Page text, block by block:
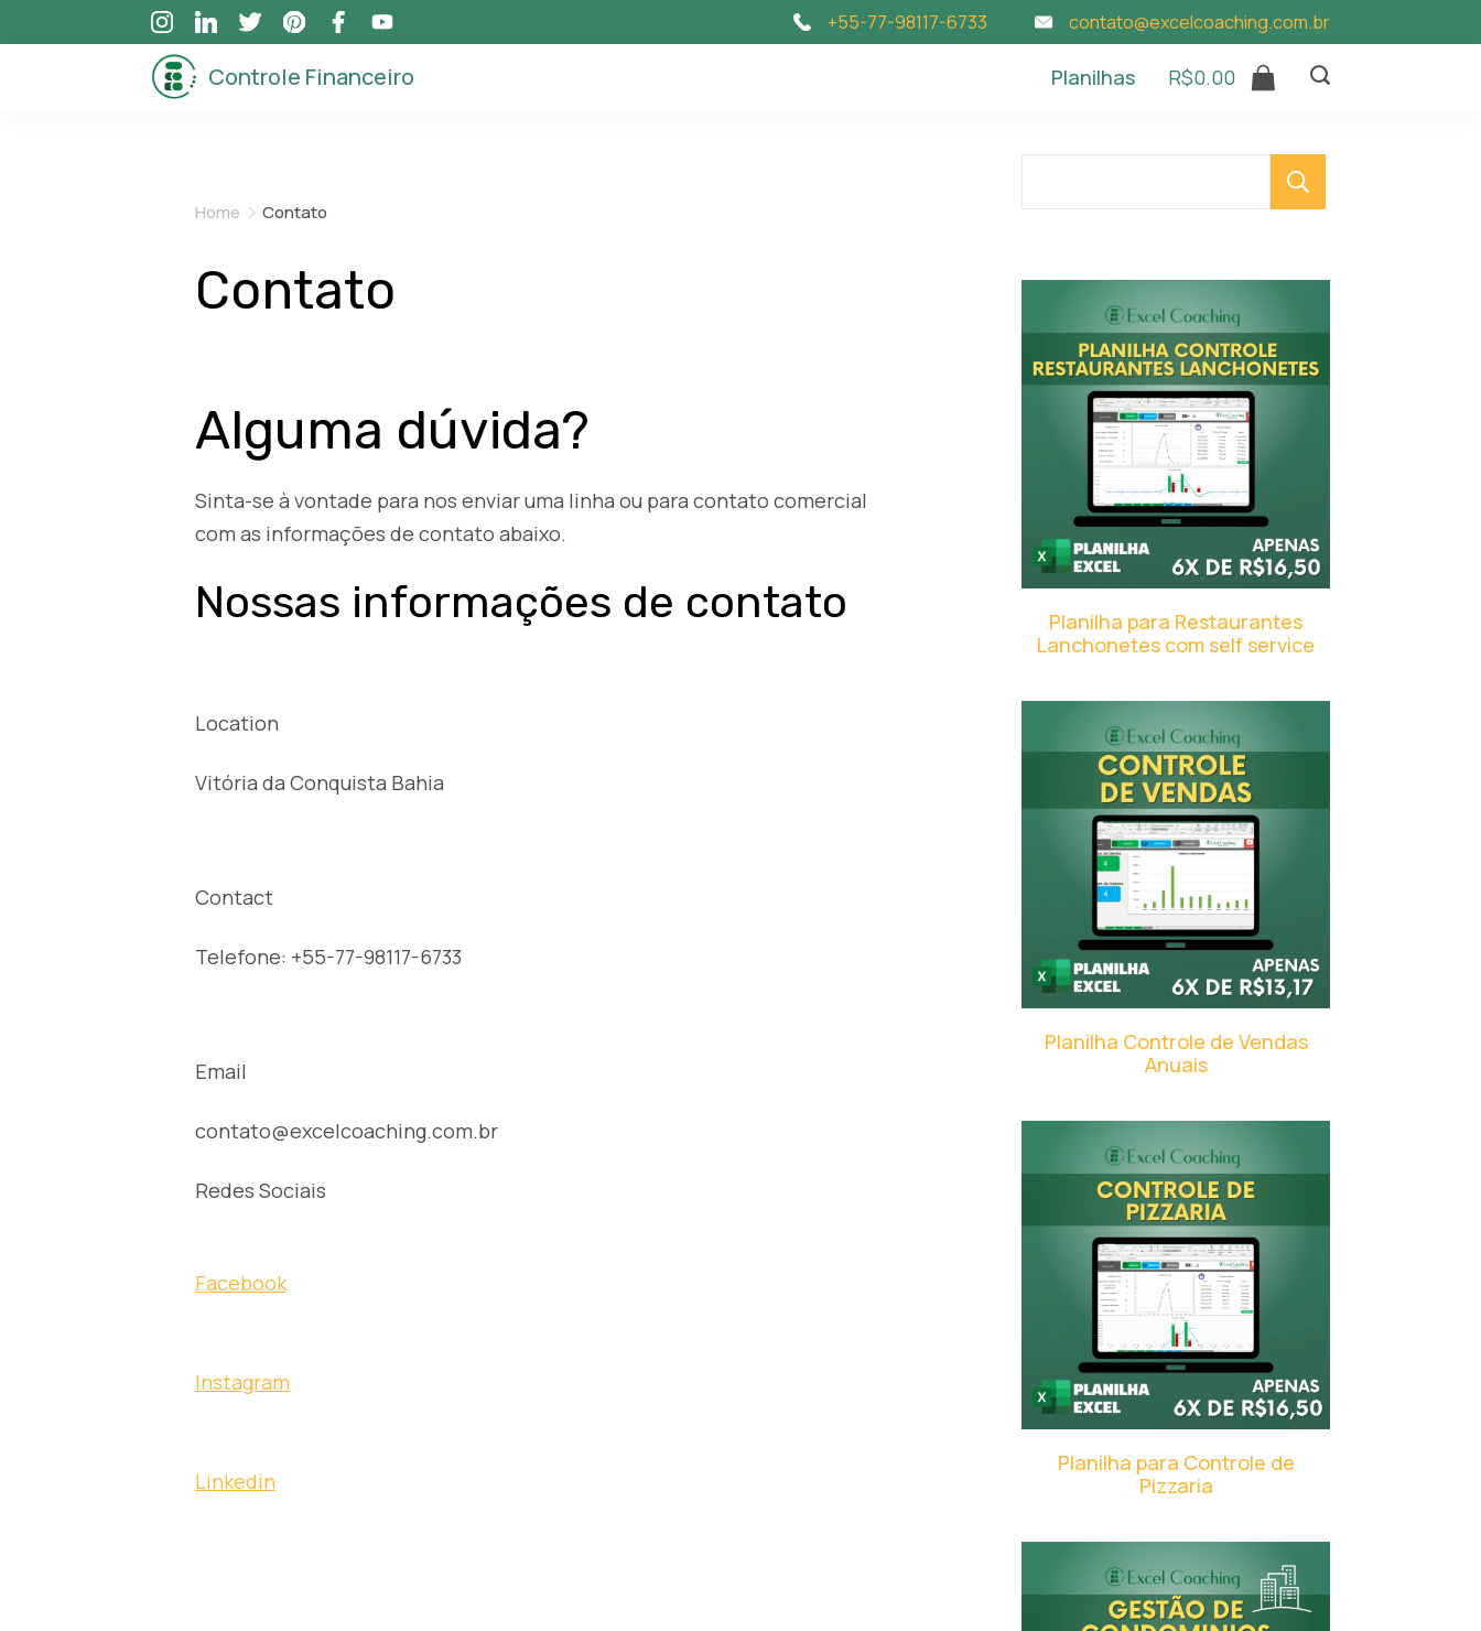
to
+55-77-98117-6733 contato@excelcoaching.com.br
Controle Financeiro Planilhas R$0.00
Home Contato
Contato
Alguma dúvida?
Sinta-se à vontade para nos enviar uma linha ou para contato comercial
com as informações de contato abaixo.
Nossas informações de contato
Location
Vitória da Conquista Bahia
Contact
Telefone: +55-77-98117-6733
Email
contato@excelcoaching.com.br
Redes Sociais
Facebook
Instagram
Linkedin
Planilha para Restaurantes
Lanchonetes com self service
Planilha Controle de Vendas
Anuais
Planilha para Controle de
Pizzaria